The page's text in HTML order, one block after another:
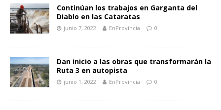
Continúan los trabajos en Garganta del
Diablo en las Cataratas
junio 7, 2022 EnProvincia 0
Dan inicio a las obras que transformarán la
Ruta 3 en autopista
junio 1, 2022 EnProvincia 0